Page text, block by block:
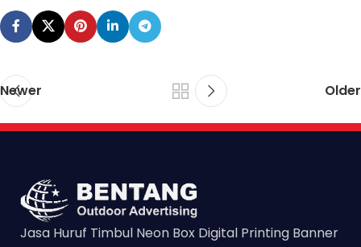
Newer Older
Jasa Huruf Timbul Neon Box Digital Printing Banner